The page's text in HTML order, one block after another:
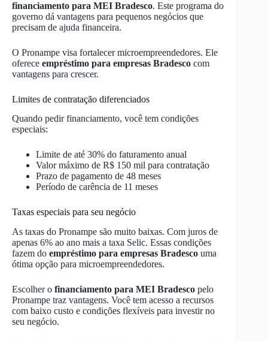
financiamento para MEI Bradesco. Este programa do
governo dá vantagens para pequenos negócios que
precisam de ajuda financeira.
O Pronampe visa fortalecer microempreendedores. Ele
oferece empréstimo para empresas Bradesco com
vantagens para crescer.
Limites de contratação diferenciados
Quando pedir financiamento, você tem condições
especiais:
Limite de até 30% do faturamento anual
Valor máximo de R$ 150 mil para contratação
Prazo de pagamento de 48 meses
Período de carência de 11 meses
Taxas especiais para seu negócio
As taxas do Pronampe são muito baixas. Com juros de
apenas 6% ao ano mais a taxa Selic. Essas condições
fazem do empréstimo para empresas Bradesco uma
ótima opção para microempreendedores.
Escolher o financiamento para MEI Bradesco pelo
Pronampe traz vantagens. Você tem acesso a recursos
com baixo custo e condições flexíveis para investir no
seu negócio.